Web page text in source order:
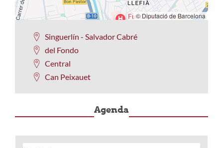
© Diputació de Barcelona
Singuerlín - Salvador Cabré
del Fondo
Central
Can Peixauet
Agenda